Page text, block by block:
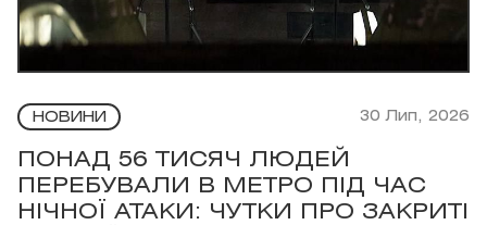
НОВИНИ 30 Лип, 2026
ПОНАД 56 ТИСЯЧ ЛЮДЕЙ
ПЕРЕБУВАЛИ В МЕТРО ПІД ЧАС
НІЧНОЇ АТАКИ: ЧУТКИ ПРО ЗАКРИТІ